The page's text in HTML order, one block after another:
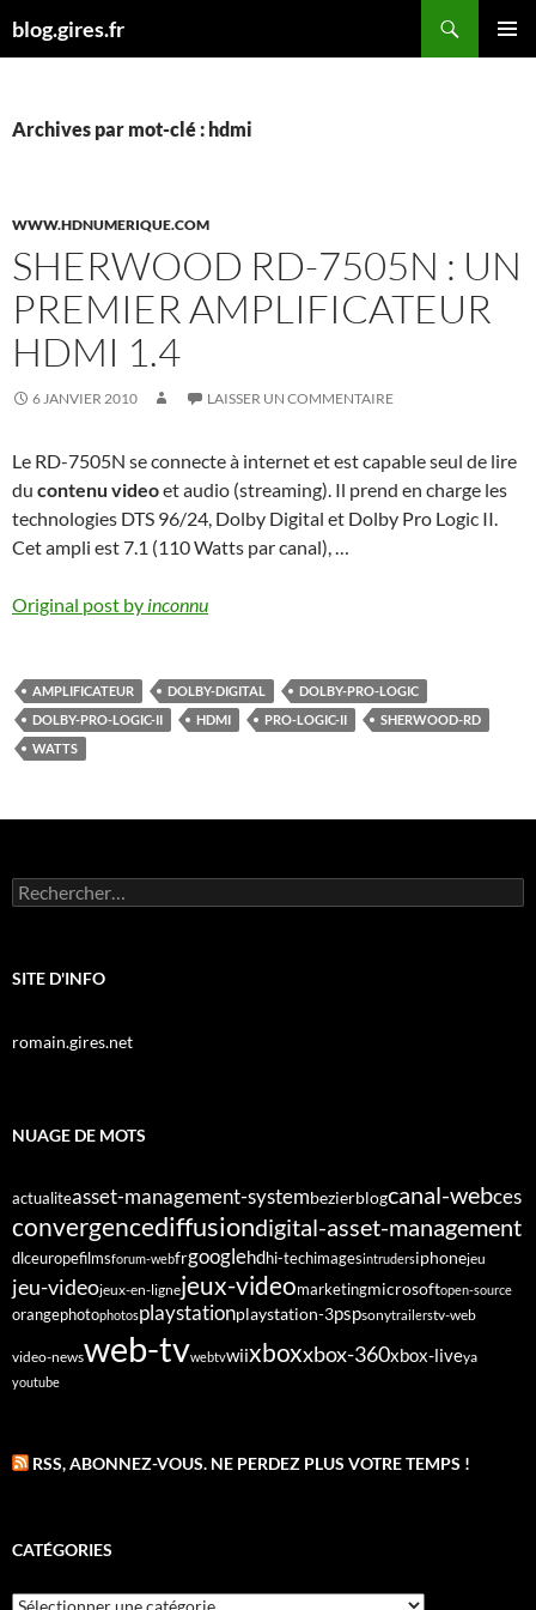
aublog.gires.fr
Archives par mot-clé : hdmi
WWW.HDNUMERIQUE.COM
SHERWOOD RD-7505N : UN
PREMIER AMPLIFICATEUR
HDMI 1.4
6 JANVIER 2010 LAISSER UN COMMENTAIRE
Le RD-7505N se connecte à internet et est capable seul de lire
du contenu videoet audio (streaming). Il prend en charge les
technologies DTS 96/24, Dolby Digital et Dolby Pro Logic II.
Cet ampli est 7.1 (110 Watts par canal), …
Original post by inconnu
AMPLIFICATEUR DOLBY-DIGITAL
DOLBY-PRO-LOGIC
DOLBY-PRO-LOGIC-II
HDMI PRO-LOGIC-II
SHERWOOD-RD
WATTS
Rechercher :
SITE D'INFO
romain.gires.net
NUAGE DE MOTS
actualiteasset-management-systembezierblogcanal-webces
convergencediffusiondigital-asset-management
dlceuropefilmsforum-webfrgooglehdhi-techimagesintrudersiphonejeu
jeu-videojeux-en-lignejeux-videomarketingmicrosoftopen-source
orangephotophotosplaystationplaystation-3pspsonytrailerstv-web
video-newsweb-tvwebtvwiixboxxbox-360xbox-liveya
youtube
RSS, ABONNEZ-VOUS. NE PERDEZ PLUS VOTRE TEMPS !
CATÉGORIES
Catégories